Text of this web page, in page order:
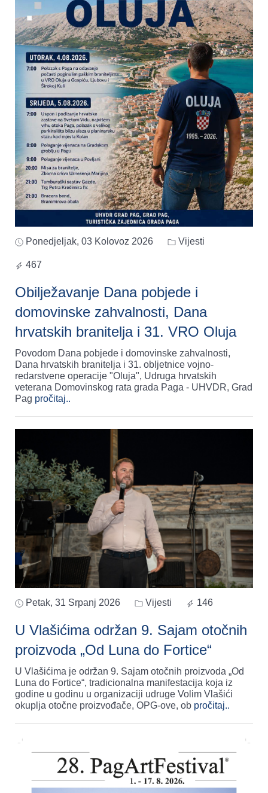
Ponedjeljak, 03 Kolovoz 2026 Vijesti
467
Obilježavanje Dana pobjede i
domovinske zahvalnosti, Dana
hrvatskih branitelja i 31. VRO Oluja
Povodom Dana pobjede i domovinske zahvalnosti,
Dana hrvatskih branitelja i 31. obljetnice vojno-
redarstvene operacije "Oluja", Udruga hrvatskih
veterana Domovinskog rata grada Paga - UHVDR, Grad
Pag pročitaj..
Petak, 31 Srpanj 2026 Vijesti 146
U Vlašićima održan 9. Sajam otočnih
proizvoda „Od Luna do Fortice“
U Vlašićima je održan 9. Sajam otočnih proizvoda „Od
Luna do Fortice“, tradicionalna manifestacija koja iz
godine u godinu u organizaciji udruge Volim Vlašići
okuplja otočne proizvođače, OPG-ove, ob pročitaj..